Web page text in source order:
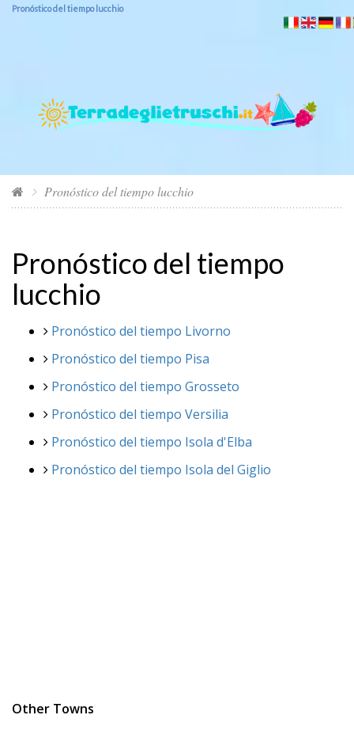
Pronóstico del tiempo lucchio
Pronóstico del tiempo lucchio
Pronóstico del tiempo
lucchio
Pronóstico del tiempo Livorno
Pronóstico del tiempo Pisa
Pronóstico del tiempo Grosseto
Pronóstico del tiempo Versilia
Pronóstico del tiempo Isola d'Elba
Pronóstico del tiempo Isola del Giglio
Other Towns